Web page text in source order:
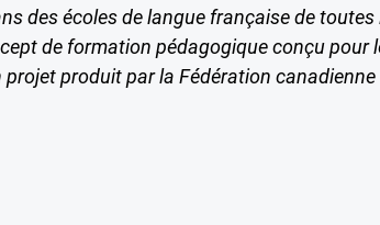
des écoles de langue française de toutes
de formation pédagogique conçu pour
produit par la Fédération canadienne